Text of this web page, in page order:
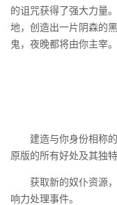
的诅咒获得了强大力量
地，创造出一片阴森的
鬼，夜晚都将由你主宰。
建造与你身份相称的
原版的所有好处及其独特
获取新的奴仆资源，
响力处理事件。